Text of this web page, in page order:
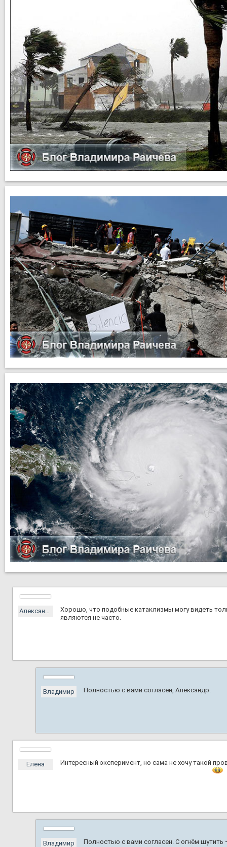
Хорошо, что подобные катаклизмы могу видеть
являются не часто.
Владимир Полностью с вами согласен, Александр.
Елена Интересный эксперимент, но сама не хочу такой
Владимир Полностью с вами согласен. С огнём